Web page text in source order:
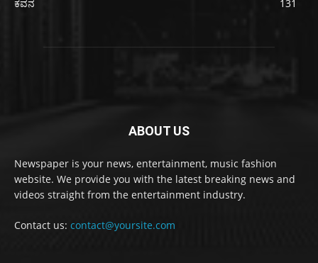
ಕವನ
131
ABOUT US
Newspaper is your news, entertainment, music fashion
website. We provide you with the latest breaking news and
videos straight from the entertainment industry.
Contact us: contact@yoursite.com